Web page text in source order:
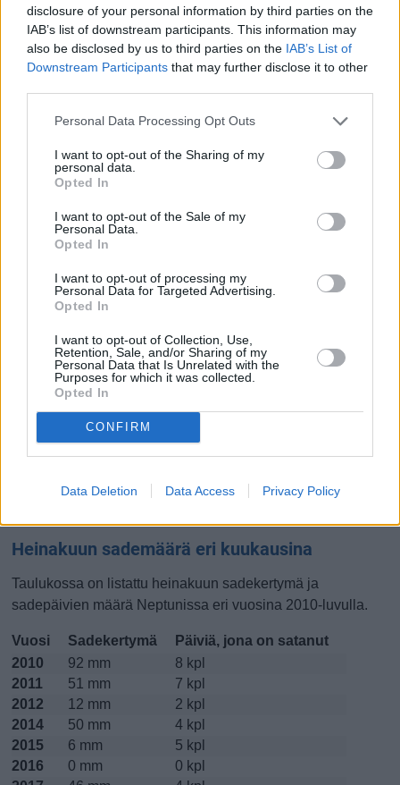
disclosure of your personal information by third parties on the
IAB’s list of downstream participants. This information may
also be disclosed by us to third parties on the IAB’s List of
Downstream Participants that may further disclose it to other
Personal Data Processing Opt Outs
I want to opt-out of the Sharing of my
personal data.
Opted In
I want to opt-out of the Sale of my
Personal Data.
Opted In
I want to opt-out of processing my
Personal Data for Targeted Advertising.
Opted In
I want to opt-out of Collection, Use,
Retention, Sale, and/or Sharing of my
Personal Data that Is Unrelated with the
Purposes for which it was collected.
Opted In
CONFIRM
Data Deletion Data Access Privacy Policy
7 kpl
14 kpl
2011 2012 2014 2015 2016 2018
Entä muut kuukaudet? Miten paljon
Neptunissa on satanut...
Tammikuussa
Huhtikuussa Toukokuussa Kesäkuussa
Heinäkuussa Elokuussa Syyskuussa
Lokakuussa Marraskuussa Joulukuussa
Kiinnostavatko lämpötilat?
Katso miten lämmintä Neptunissa on ollut heinakuussa
Heinakuun sademäärä eri kuukausina
Taulukossa on listattu heinakuun sadekertymä ja
sadepäivien määrä Neptunissa eri vuosina 2010-luvulla.
Vuosi Sadekertymä
Päiviä, jona on satanut
2010
92 mm
8 kpl
2011
51 mm
7 kpl
2012
12 mm
2 kpl
2014
50 mm
4 kpl
2015
6 mm
5 kpl
2016
0 mm
0 kpl